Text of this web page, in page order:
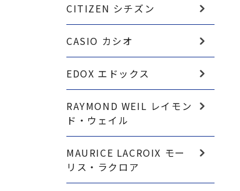
CITIZEN シチズン
CASIO カシオ
EDOX エドックス
RAYMOND WEIL レイモン
ド・ウェイル
MAURICE LACROIX モー
リス・ラクロア